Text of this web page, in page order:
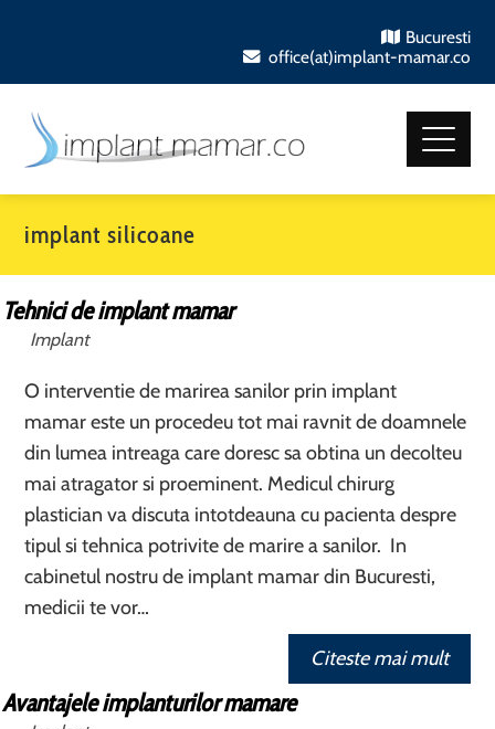
Bucuresti
office(at)implant-mamar.co
implant silicoane
Tehnici de implant mamar
Implant
O interventie de marirea sanilor prin implant
mamar este un procedeu tot mai ravnit de doamnele
din lumea intreaga care doresc sa obtina un decolteu
mai atragator si proeminent. Medicul chirurg
plastician va discuta intotdeauna cu pacienta despre
tipul si tehnica potrivite de marire a sanilor. In
cabinetul nostru de implant mamar din Bucuresti,
medicii te vor…
Citeste mai mult
Avantajele implanturilor mamare